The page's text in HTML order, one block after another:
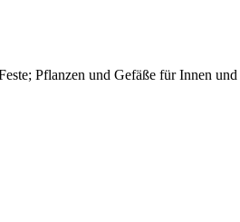
Pflanzen und Gefäße für Innen und